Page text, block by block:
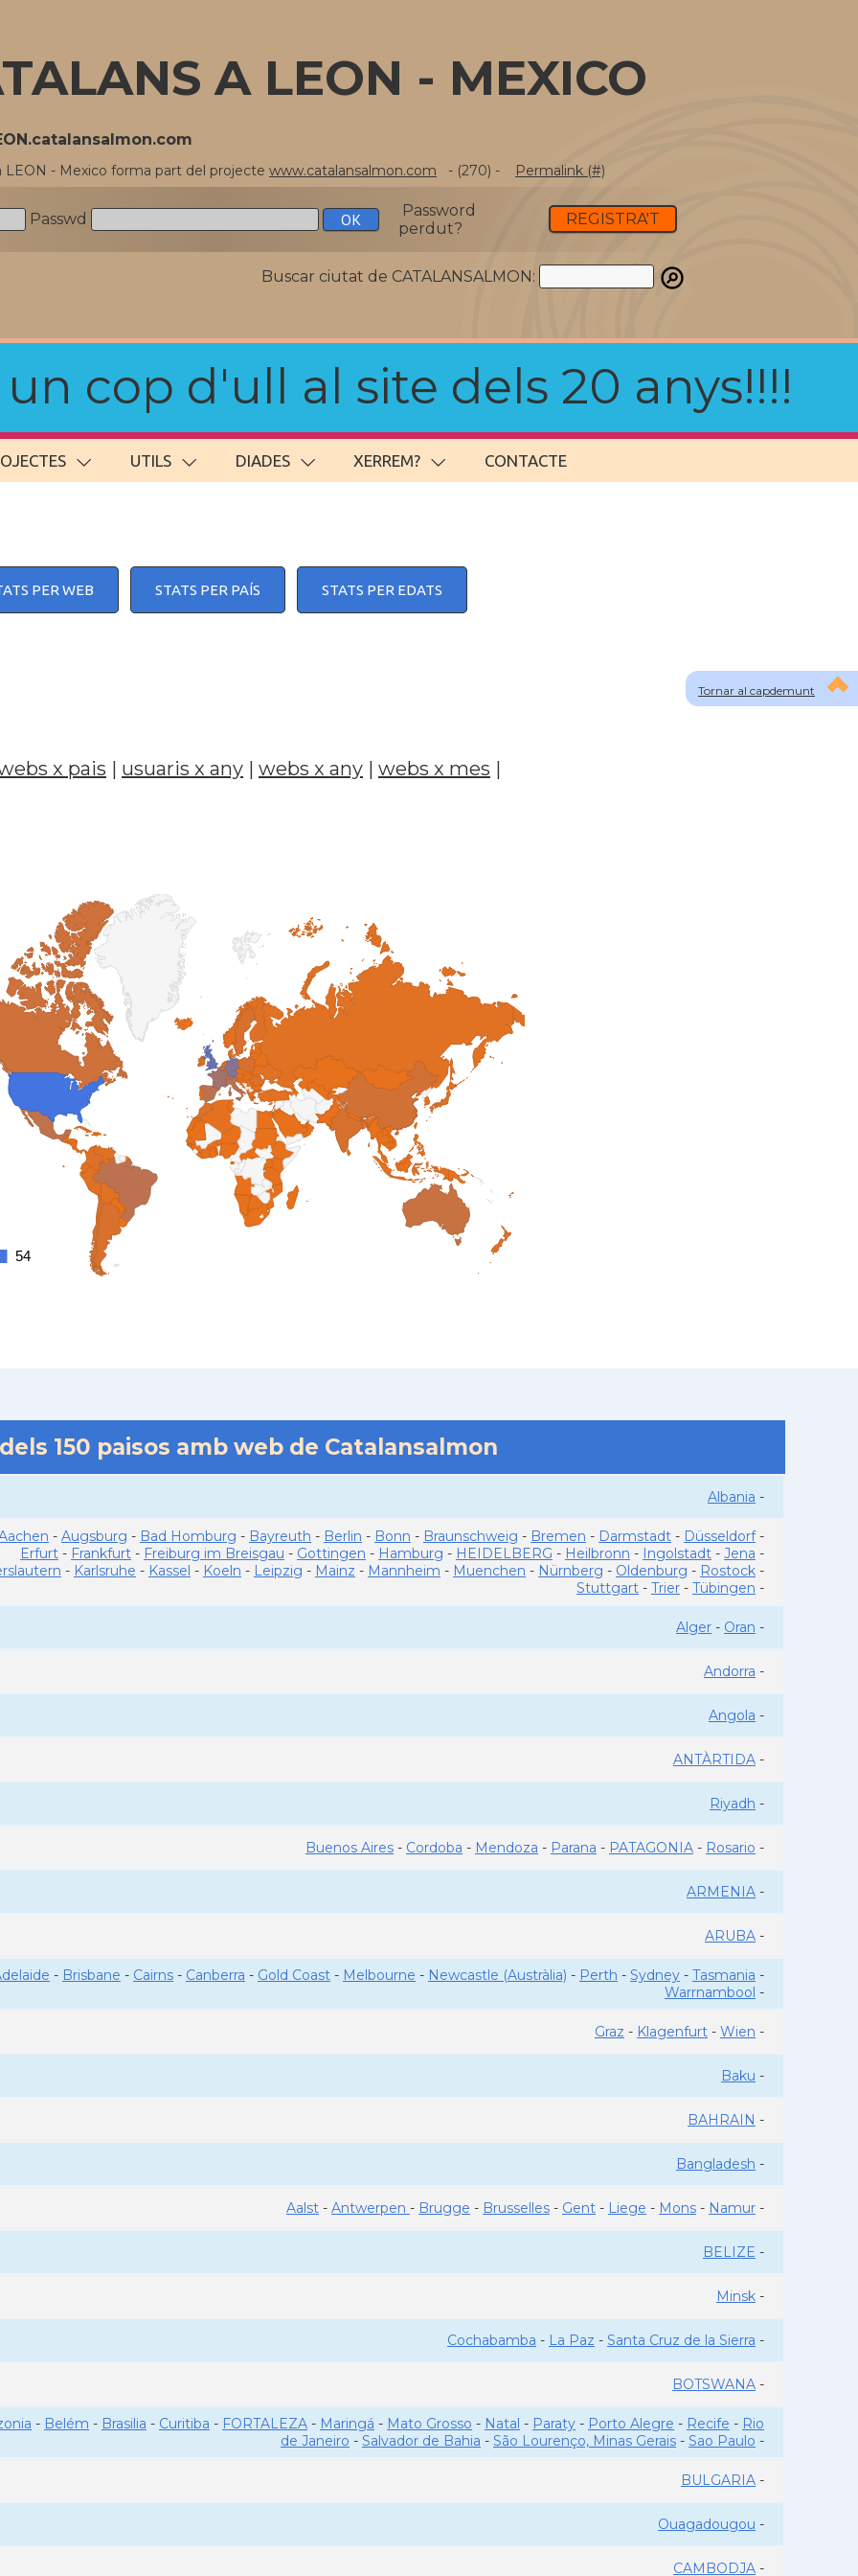
A LEON - MEXICO
LEON - Mexico forma part del projecte www.catalansalmon.com - (270) - Permalink (#)
Passwd
Password
perdut?
REGISTRA'T
Buscar ciutat de CATALANSALMON:
cop d'ull al site dels 20 anys!!!!
UTILS DIADES XERREM? CONTACTE
Tornar al capdemunt
PER WEB STATS PER PAÍS STATS PER EDATS
x pais | usuaris x any | webs x any | webs x mes |
54
54
150 paisos amb web de Catalansalmon
Albania -
- Augsburg - Bad Homburg - Bayreuth - Berlin - Bonn - Braunschweig - Bremen - Darmstadt - Düsseldorf-
Erfurt - Frankfurt - Freiburg im Breisgau - Gottingen - Hamburg - HEIDELBERG - Heilbronn - Ingolstadt - Jena -
- Karlsruhe - Kassel - Koeln - Leipzig - Mainz - Mannheim - Muenchen - Nürnberg - Oldenburg - Rostock -
Stuttgart - Trier - Tübingen -
Alger - Oran -
Andorra -
Angola -
ANTÀRTIDA -
Riyadh -
Buenos Aires - Cordoba - Mendoza - Parana - PATAGONIA - Rosario -
ARMENIA -
ARUBA -
- Brisbane - Cairns - Canberra - Gold Coast - Melbourne - Newcastle (Austràlia) - Perth - Sydney - Tasmania -
Warrnambool -
Graz - Klagenfurt - Wien -
Baku -
BAHRAIN -
Bangladesh -
Aalst - Antwerpen - Brugge - Brusselles - Gent - Liege - Mons - Namur -
BELIZE -
Minsk -
Cochabamba - La Paz - Santa Cruz de la Sierra -
BOTSWANA -
- Belém - Brasilia - Curitiba - FORTALEZA - Maringá - Mato Grosso - Natal - Paraty - Porto Alegre - Recife - Rio
de Janeiro - Salvador de Bahia - São Lourenço, Minas Gerais - Sao Paulo -
BULGARIA -
Ouagadougou -
CAMBODJA -